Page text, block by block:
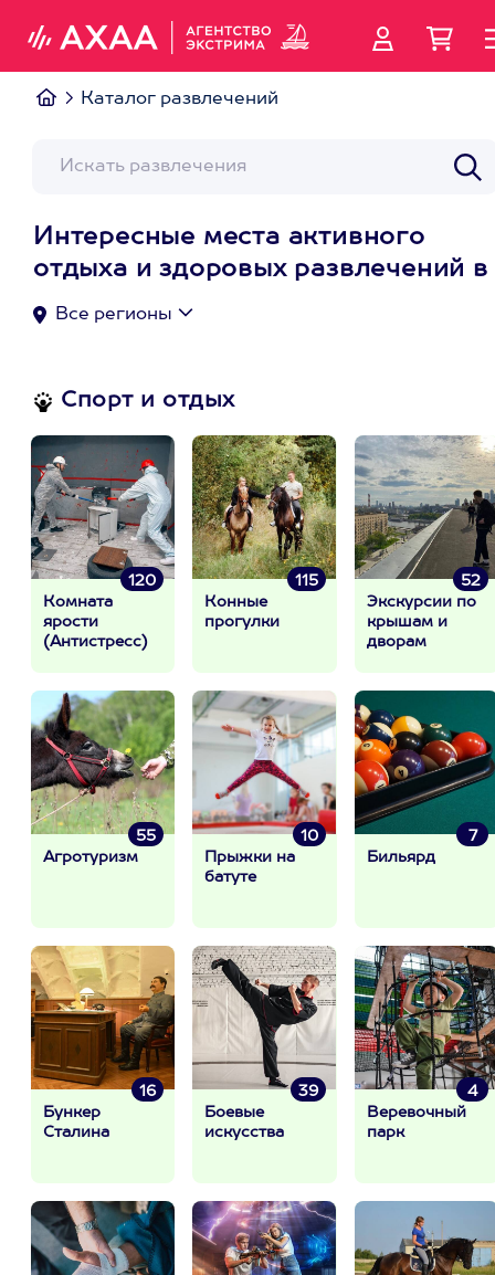
Каталог развлечений
Интересные места активного
отдыха и здоровых развлечений в
Все регионы
Спорт и отдых
120
Комната
ярости
(Антистресс)
115
Конные
прогулки
52
Экскурсии по
крышам и
дворам
55
Агротуризм
10
Прыжки на
батуте
7
Бильярд
16
Бункер
Сталина
39
Боевые
искусства
4
Веревочный
парк